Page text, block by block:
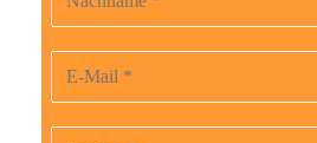
a
E-Mail-Adresse
Telefonnummer